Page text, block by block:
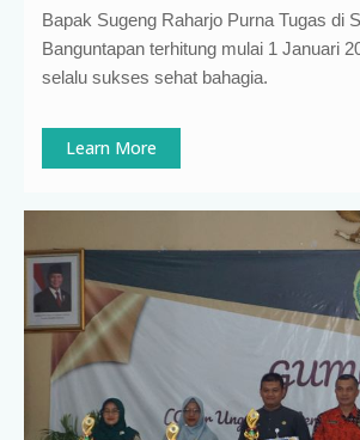
Bapak Sugeng Raharjo Purna Tugas di
Banguntapan terhitung mulai 1 Januari
selalu sukses sehat bahagia.
Learn More